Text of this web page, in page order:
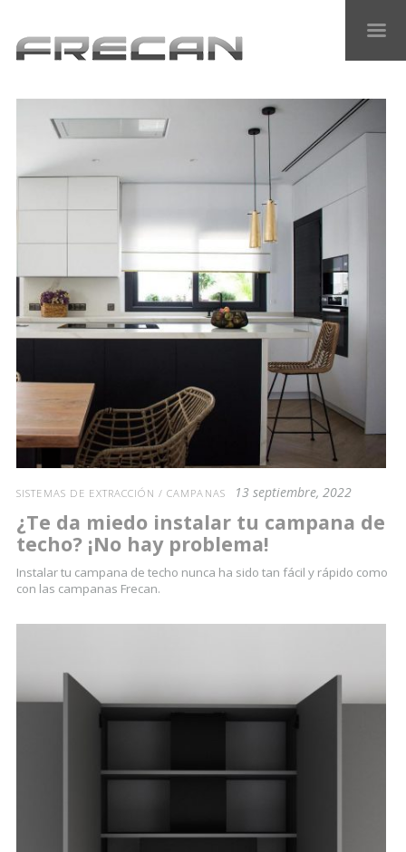
SISTEMAS DE EXTRACCIÓN / CAMPANAS 13 septiembre, 2022
¿Te da miedo instalar tu campana de
techo? ¡No hay problema!
Instalar tu campana de techo nunca ha sido tan fácil y rápido como
con las campanas Frecan.